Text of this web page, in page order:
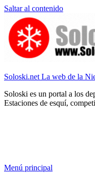
Saltar al contenido
Soloski.net La web de la
Soloski es un portal a los
Estaciones de esquí,
Menú principal